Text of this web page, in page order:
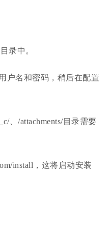
录中。
名和密码，稍后在配置
、/attachments/目录需要
install，这将启动安装